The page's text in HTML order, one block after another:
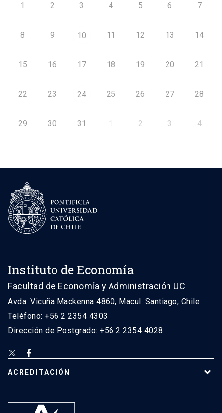
1 2 3 4 5 6 7
8 9 10 11 12 13 14
15 16 17 18 19 20 21
22 23 24 25 26 27 28
29 30 31 1 2 3 4
Instituto de Economía
Facultad de Economía y Administración UC
Avda. Vicuña Mackenna 4860, Macul. Santiago, Chile
Teléfono: +56 2 2354 4303
Dirección de Postgrado: +56 2 2354 4028
ACREDITACIÓN